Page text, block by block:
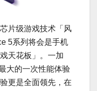
片级游戏技术「风
5系列将会是手机
天花板」。一加
大的一次性能体验
更是全面领先，在